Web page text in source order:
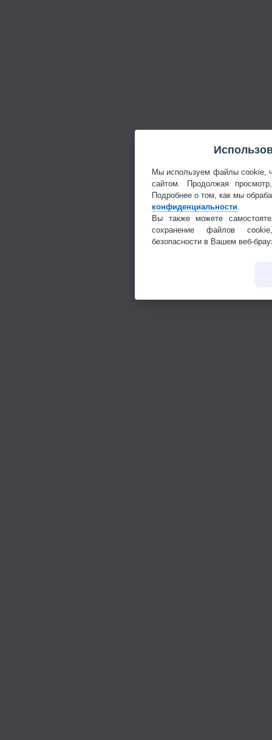
Мы используем файлы cookie,
сайтом. Продолжая
Подробнее о том, как мы
конфиденциальности
Вы также можете
сохранение файлов
безопасности в Вашем веб-